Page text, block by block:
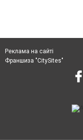
Реклама на сайті
Франшиза "CitySites"